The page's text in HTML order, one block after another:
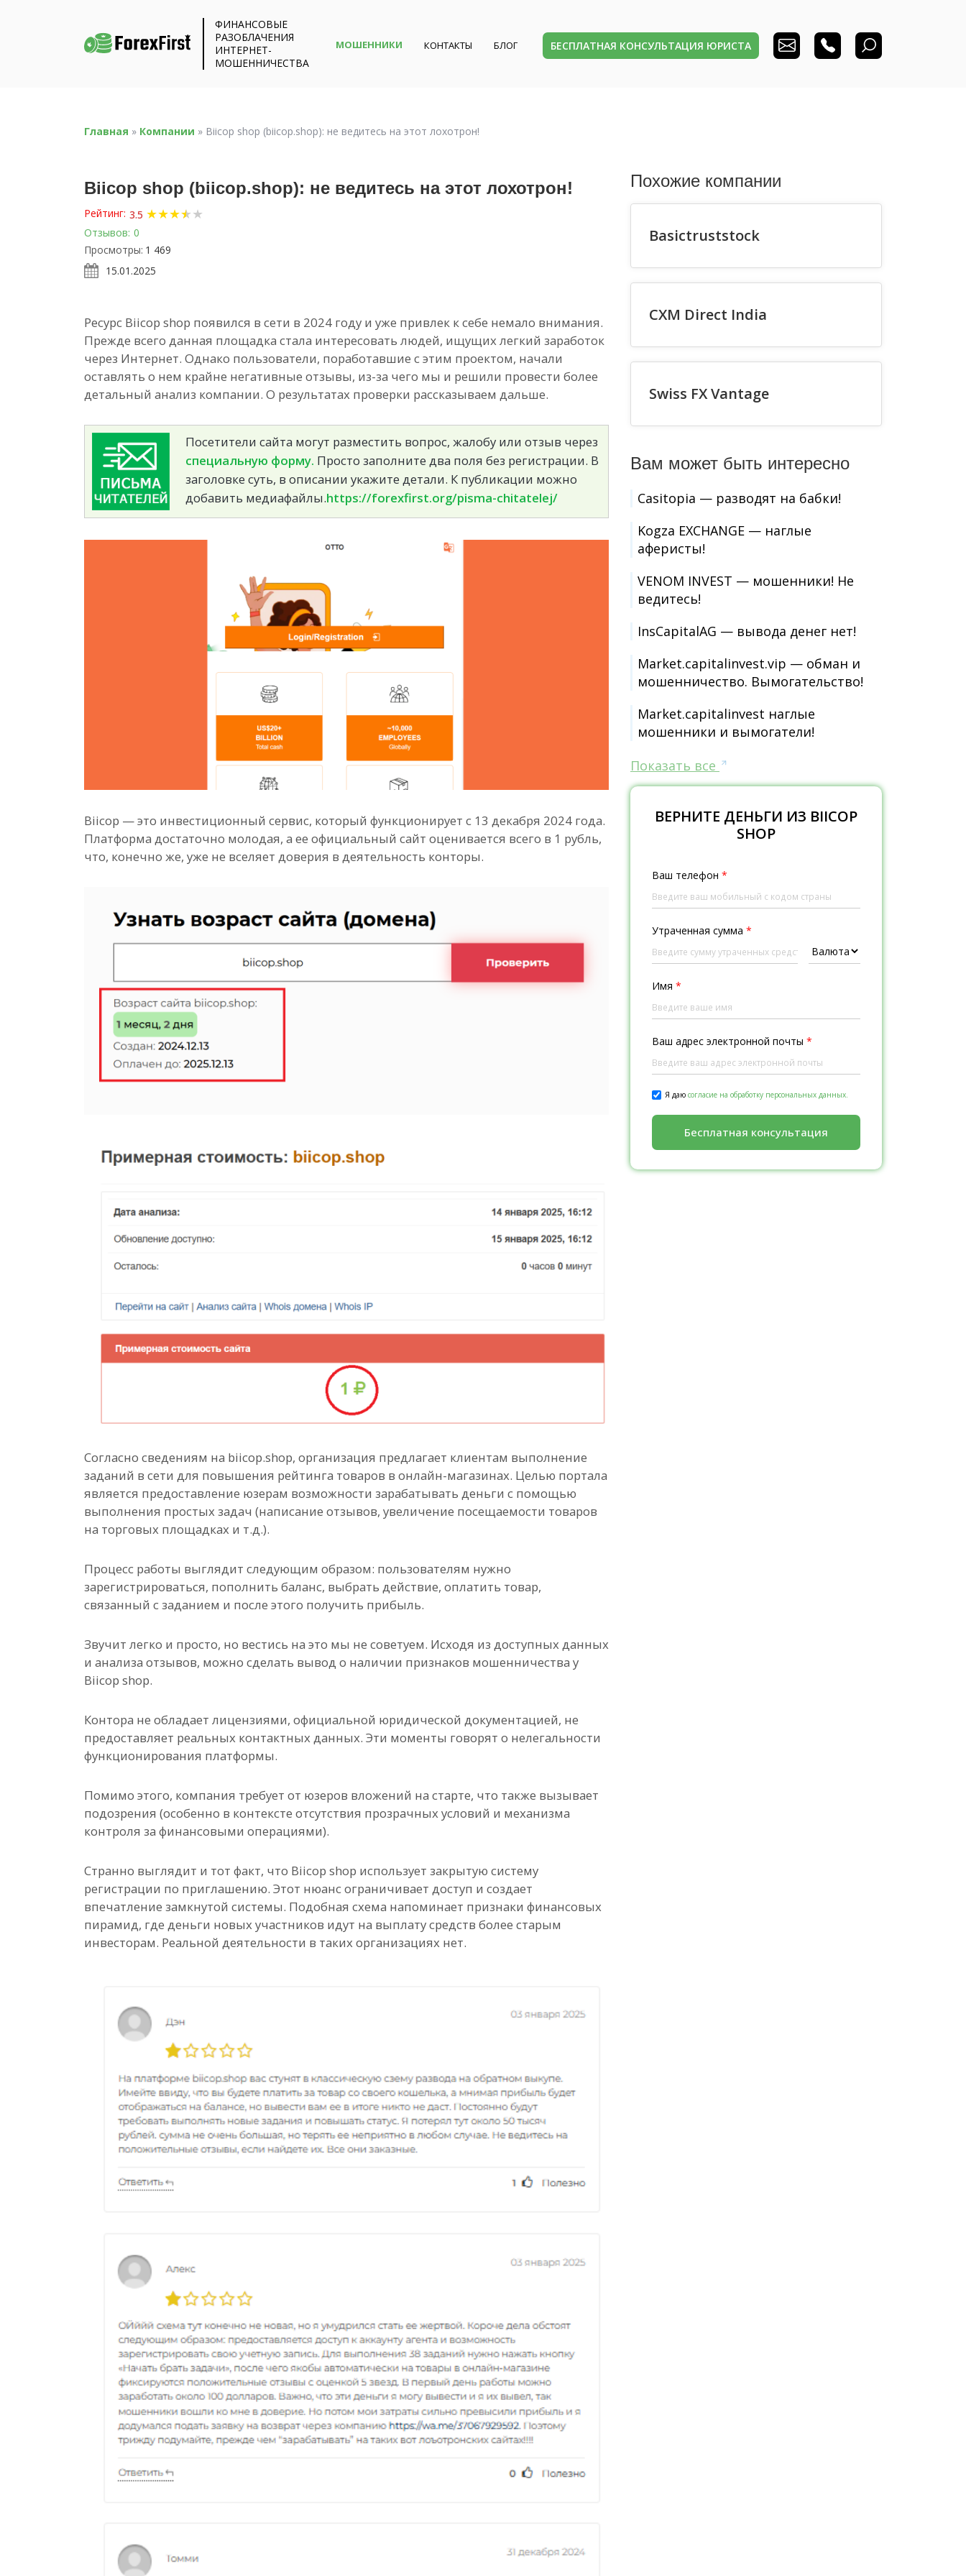
ФИНАНСОВЫЕ
РАЗОБЛАЧЕНИЯ
ИНТЕРНЕТ-
МОШЕННИЧЕСТВА
МОШЕННИКИ КОНТАКТЫ БЛОГ БЕСПЛАТНАЯ КОНСУЛЬТАЦИЯ ЮРИСТА
Главная » Компании » Biicop shop (biicop.shop): не ведитесь на этот лохотрон!
Biicop shop (biicop.shop): не ведитесь на этот лохотрон!
Рейтинг: 3.5 ★★★★
★★
Отзывов: 0
Просмотры: 1 469
15.01.2025
Ресурс Biicop shop появился в сети в 2024 году и уже привлек к себе немало внимания.
Прежде всего данная площадка стала интересовать людей, ищущих легкий заработок
через Интернет. Однако пользователи, поработавшие с этим проектом, начали
оставлять о нем крайне негативные отзывы, из-за чего мы и решили провести более
детальный анализ компании. О результатах проверки рассказываем дальше.
Посетители сайта могут разместить вопрос, жалобу или отзыв через
специальную форму. Просто заполните два поля без регистрации. В
заголовке суть, в описании укажите детали. К публикации можно
добавить медиафайлы.https://forexfirst.org/pisma-chitatelej/
Biicop — это инвестиционный сервис, который функционирует с 13 декабря 2024 года.
Платформа достаточно молодая, а ее официальный сайт оценивается всего в 1 рубль,
что, конечно же, уже не вселяет доверия в деятельность конторы.
Согласно сведениям на biicop.shop, организация предлагает клиентам выполнение
заданий в сети для повышения рейтинга товаров в онлайн-магазинах. Целью портала
является предоставление юзерам возможности зарабатывать деньги с помощью
выполнения простых задач (написание отзывов, увеличение посещаемости товаров
на торговых площадках и т.д.).
Процесс работы выглядит следующим образом: пользователям нужно
зарегистрироваться, пополнить баланс, выбрать действие, оплатить товар,
связанный с заданием и после этого получить прибыль.
Звучит легко и просто, но вестись на это мы не советуем. Исходя из доступных данных
и анализа отзывов, можно сделать вывод о наличии признаков мошенничества у
Biicop shop.
Контора не обладает лицензиями, официальной юридической документацией, не
предоставляет реальных контактных данных. Эти моменты говорят о нелегальности
функционирования платформы.
Помимо этого, компания требует от юзеров вложений на старте, что также вызывает
подозрения (особенно в контексте отсутствия прозрачных условий и механизма
контроля за финансовыми операциями).
Странно выглядит и тот факт, что Biicop shop использует закрытую систему
регистрации по приглашению. Этот нюанс ограничивает доступ и создает
впечатление замкнутой системы. Подобная схема напоминает признаки финансовых
пирамид, где деньги новых участников идут на выплату средств более старым
инвесторам. Реальной деятельности в таких организациях нет.
Похожие компании
Basictruststock
CXM Direct India
Swiss FX Vantage
Вам может быть интересно
Casitopia — разводят на бабки!
Kogza EXCHANGE — наглые
аферисты!
VENOM INVEST — мошенники! Не
ведитесь!
InsCapitalAG — вывода денег нет!
Market.capitalinvest.vip — обман и
мошенничество. Вымогательство!
Market.capitalinvest наглые
мошенники и вымогатели!
Показать все
ВЕРНИТЕ ДЕНЬГИ ИЗ BIICOP
SHOP
Ваш телефон *
Утраченная сумма *
Имя *
Ваш адрес электронной почты *
Я даю согласие на обработку персональных данных.
Бесплатная консультация